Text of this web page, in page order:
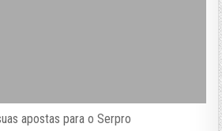
apostas para o Serpro